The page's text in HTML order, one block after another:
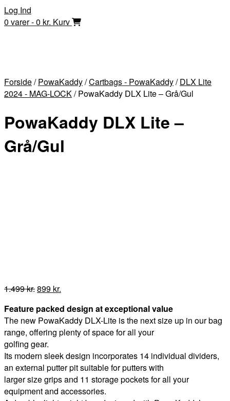
Skip
to
Log Ind
0 varer - 0 kr. Kurv
Forside/PowaKaddy/Cartbags - PowaKaddy/DLX Lite
2024 - MAG-LOCK/ PowaKaddy DLX Lite – Grå/Gul
PowaKaddy DLX Lite –
Grå/Gul
1.499kr.Den
pris
var:
1.499 kr..
899 kr.
pris
er:
899 kr..
Feature packed design at exceptional value
The new PowaKaddy DLX-Lite is the next size up in our bag
range, offering plenty of space for all your
golfing gear.
Its modern sleek design incorporates 14 individual dividers,
an external putter pit suitable for putters with
larger size grips and 11 storage pockets for all your
equipment and accessories.